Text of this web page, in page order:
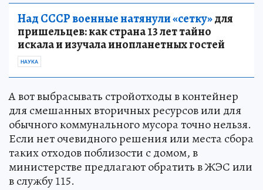
Над СССР военные натянули «сетку»для
пришельцев: как страна 13 лет тайно
искала и изучала инопланетных гостей
НАУКА
А вот выбрасывать стройотходы в контейнер
для смешанных вторичных ресурсов или для
обычного коммунального мусора точно нельзя.
Если нет очевидного решения или места сбора
таких отходов поблизости с домом, в
министерстве предлагают обратить в ЖЭС или
в службу 115.